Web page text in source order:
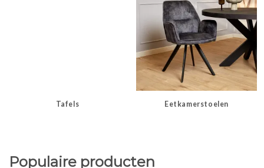
Tafels Eetkamerstoelen
Populaire producten